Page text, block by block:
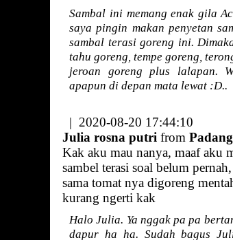
Sambal ini memang enak gila
saya pingin makan penyetan
sambal terasi goreng ini.
tahu goreng, tempe goreng,
jeroan goreng plus lalapan.
apapun di depan mata lewat :D..
| 2020-08-20 17:44:10
Julia rosna putri fromPadang
Kak aku mau nanya, maaf aku
sambel terasi soal belum
sama tomat nya digoreng
kurang ngerti kak
Halo Julia. Ya nggak pa pa
dapur ha ha. Sudah bagus